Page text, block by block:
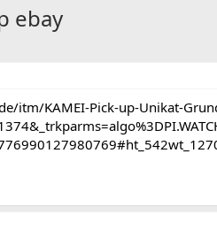
ebay
itm/KAMEI-Pick-up-Unikat-